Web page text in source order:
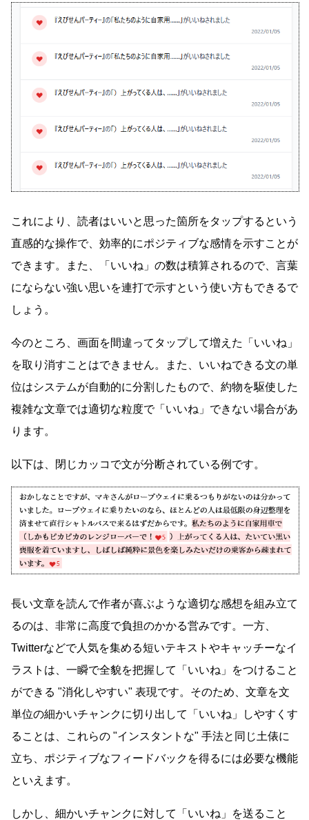
これにより、読者はいいと思った箇所をタップするという
直感的な操作で、効率的にポジティブな感情を示すことが
できます。また、「いいね」の数は積算されるので、言葉
にならない強い思いを連打で示すという使い方もできるで
しょう。
今のところ、画面を間違ってタップして増えた「いいね」
を取り消すことはできません。また、いいねできる文の単
位はシステムが自動的に分割したもので、約物を駆使した
複雑な文章では適切な粒度で「いいね」できない場合があ
ります。
以下は、閉じカッコで文が分断されている例です。
長い文章を読んで作者が喜ぶような適切な感想を組み立て
るのは、非常に高度で負担のかかる営みです。一方、
Twitterなどで人気を集める短いテキストやキャッチーなイ
ラストは、一瞬で全貌を把握して「いいね」をつけること
ができる
消化しやすい
表現です。そのため、文章を文
単位の細かいチャンクに切り出して「いいね」しやすくす
ることは、これらの
インスタントな
手法と同じ土俵に
立ち、ポジティブなフィードバックを得るには必要な機能
といえます。
しかし、細かいチャンクに対して「いいね」を送ること